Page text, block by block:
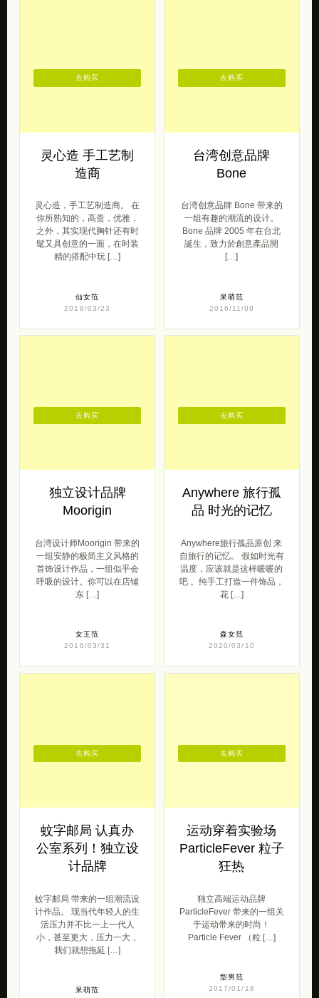
灵心造 手工艺制
造商
灵心造，手工艺制造商。 在
你所熟知的，高贵，优雅，
之外，其实现代胸针还有时
髦又具创意的一面，在时装
精的搭配中玩 […]
仙女范
2018/03/23
去购买
台湾创意品牌
Bone
台湾创意品牌 Bone 带来的
一组有趣的潮流的设计。
Bone 品牌 2005 年在台北
誕生，致力於創意產品開
[…]
呆萌范
2016/11/09
去购买
独立设计品牌
Moorigin
台湾设计师Moorigin 带来的
一组安静的极简主义风格的
首饰设计作品，一组似乎会
呼吸的设计。你可以在店铺
东 […]
女王范
2016/03/31
去购买
Anywhere 旅行孤
品 时光的记忆
Anywhere旅行孤品原创 来
自旅行的记忆。 假如时光有
温度，应该就是这样暖暖的
吧 。纯手工打造一件饰品，
花 […]
森女范
2020/03/10
去购买
蚊字邮局 认真办
公室系列！独立设
计品牌
蚊字邮局 带来的一组潮流设
计作品。 现当代年轻人的生
活压力并不比一上一代人
小，甚至更大，压力一大，
我们就想拖延 […]
呆萌范
去购买
运动穿着实验场
ParticleFever 粒子
狂热
独立高端运动品牌
ParticleFever 带来的一组关
于运动带来的时尚！
Particle Fever （粒 […]
型男范
2017/01/18
去购买